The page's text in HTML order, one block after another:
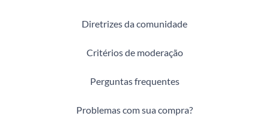
Diretrizes da comunidade
Critérios de moderação
Perguntas frequentes
Problemas com sua compra?